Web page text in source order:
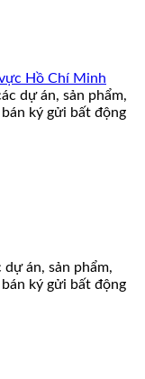
án, sản phẩm,
ký gửi bất động